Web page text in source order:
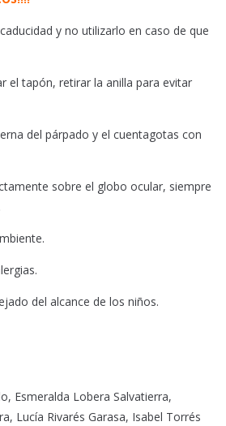
y no utilizarlo en caso de que
el tapón, retirar la anilla para evitar
del párpado y el cuentagotas con
sobre el globo ocular, siempre
del alcance de los niños.
Esmeralda Lobera Salvatierra,
Lucía Rivarés Garasa, Isabel Torrés